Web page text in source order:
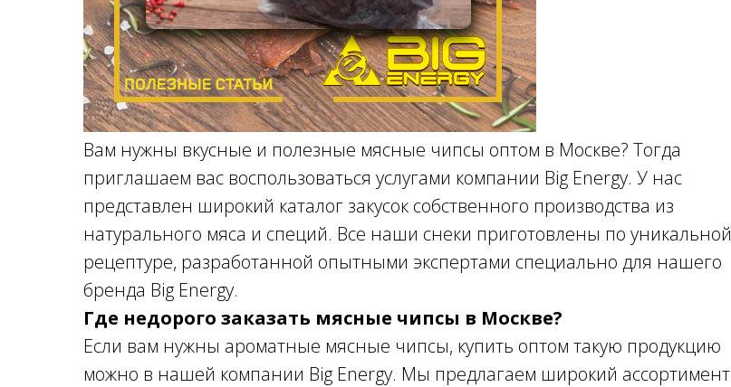
Вам нужны вкусные и полезные мясные чипсы оптом в Москве? Тогда
приглашаем вас воспользоваться услугами компании Big Energy. У нас
представлен широкий каталог закусок собственного производства из
натурального мяса и специй. Все наши снеки приготовлены по уникальной
рецептуре, разработанной опытными экспертами специально для нашего
бренда Big Energy.
Где недорого заказать мясные чипсы в Москве?
Если вам нужны ароматные мясные чипсы, купить оптом такую продукцию
можно в нашей компании Big Energy. Мы предлагаем широкий ассортимент